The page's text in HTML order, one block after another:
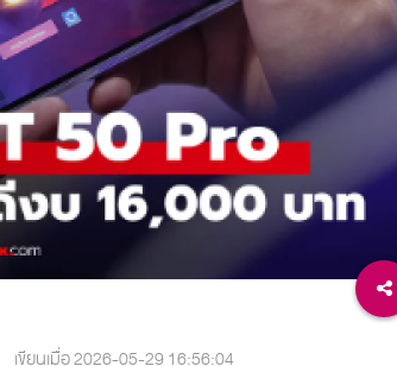
เขียนเมื่อ 2026-05-29 16:56:04